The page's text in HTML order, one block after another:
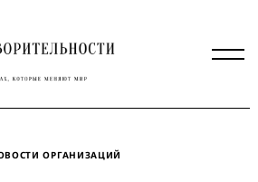
ОРГАНИЗАЦИЙ